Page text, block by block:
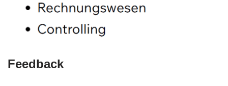
Feedback